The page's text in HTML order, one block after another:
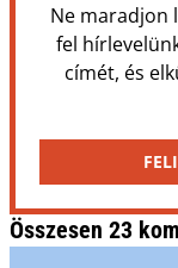
Ne maradjon
fel
címét, és
Összesen 23